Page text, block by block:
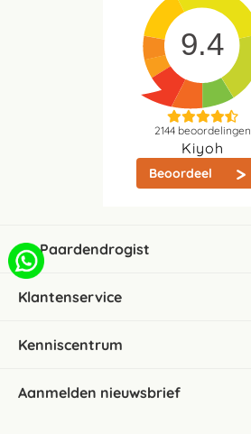
9.4
2144beoordelingen
Kiyoh
Beoordeel
De Paardendrogist
Klantenservice
Kenniscentrum
Aanmelden nieuwsbrief